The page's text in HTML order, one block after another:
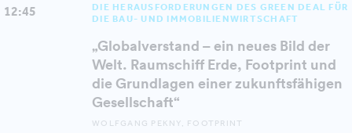
12:45
DIE HERAUSFORDERUNGEN DES GREEN DEAL FÜR
DIE BAU- UND IMMOBILIENWIRTSCHAFT
„Globalverstand – ein neues Bild der
Welt. Raumschiff Erde, Footprint und
die Grundlagen einer zukunftsfähigen
Gesellschaft“
WOLFGANG PEKNY, FOOTPRINT